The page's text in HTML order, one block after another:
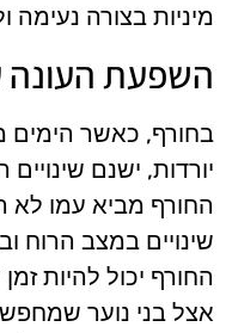
מיניות בצורה נעימה
השפעת העונה
בחורף, כאשר הימים
יורדות, ישנם
החורף מביא עמו לא
שינויים במצב הרוח
החורף יכול להיות
אצל בני נוער